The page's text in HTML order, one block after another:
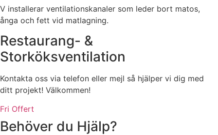
V installerar ventilationskanaler som leder bort matos,
ånga och fett vid matlagning.
Restaurang- &
Storköksventilation
Kontakta oss via telefon eller mejl så hjälper vi dig med
ditt projekt! Välkommen!
Fri Offert
Behöver du Hjälp?